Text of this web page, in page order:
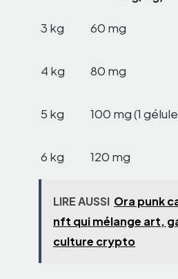
3 kg 60 mg
4 kg 80 mg
5 kg 100 mg (1
6 kg 120 mg
LIRE AUSSI Ora punk
nft qui mélange art,
culture crypto